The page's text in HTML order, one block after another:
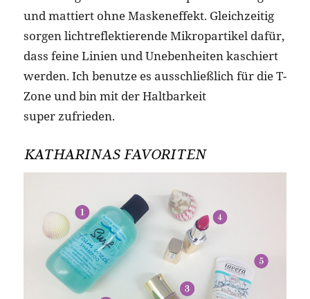
und mattiert ohne Maskeneffekt. Gleichzeitig
sorgen lichtreflektierende Mikropartikel dafür,
dass feine Linien und Unebenheiten kaschiert
werden. Ich benutze es ausschließlich für die T-
Zone und bin mit der Haltbarkeit
super zufrieden.
KATHARINAS FAVORITEN